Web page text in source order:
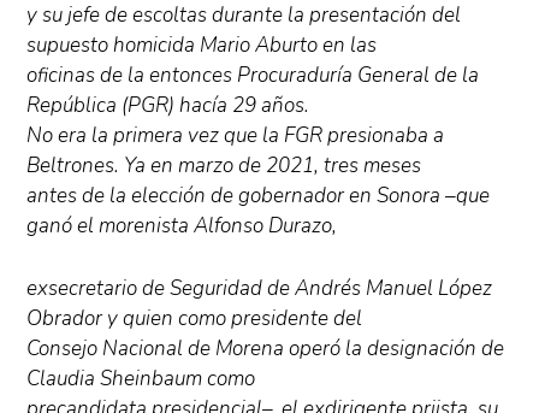
y su jefe de escoltas durante la presentación del
supuesto homicida Mario Aburto en las
oficinas de la entonces Procuraduría General de la
República (PGR) hacía 29 años.
No era la primera vez que la FGR presionaba a
Beltrones. Ya en marzo de 2021, tres meses
antes de la elección de gobernador en Sonora –que
ganó el morenista Alfonso Durazo,
exsecretario de Seguridad de Andrés Manuel López
Obrador y quien como presidente del
Consejo Nacional de Morena operó la designación de
Claudia Sheinbaum como